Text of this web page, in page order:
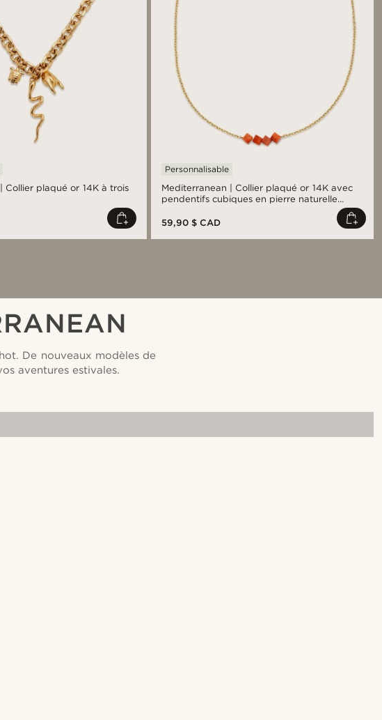
Collier plaqué or 14K à trois
Mediterranean | Collier plaqué or 14K avec
pendentifs cubiques en pierre naturelle
Personnalisable
59,90 $ CAD
De nouveaux modèles de
aventures estivales.